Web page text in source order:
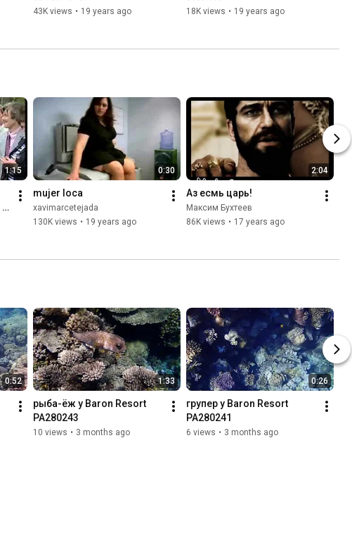
43K views • 19 years ago
18K views • 19 years ago
1:15 0:30
mujer loca
xavimarcetejada
130K views • 19 years ago
2:04
Аз есмь царь!
Максим Бухтеев
86K views • 17 years ago
0:52 1:33
рыба-ёж у Baron Resort
PA280243
10 views • 3 months ago
0:26
групер у Baron Resort
PA280241
6 views • 3 months ago